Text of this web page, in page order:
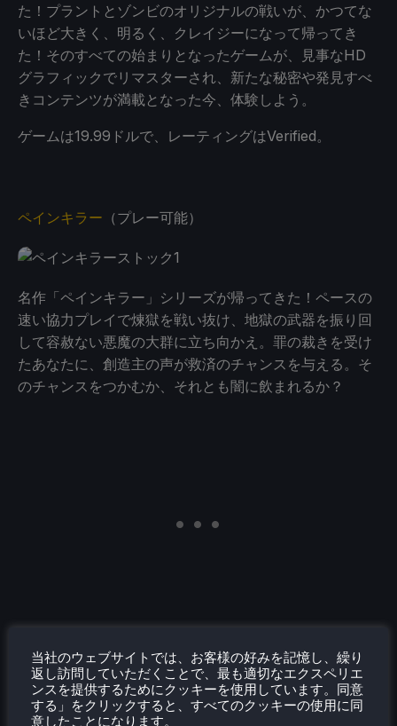
た！プラントとゾンビのオリジナルの戦いが、かつてな
いほど大きく、明るく、クレイジーになって帰ってき
た！そのすべての始まりとなったゲームが、見事なHD
グラフィックでリマスターされ、新たな秘密や発見すべ
きコンテンツが満載となった今、体験しよう。
ゲームは19.99ドルで、レーティングはVerified。
ペインキラー （プレー可能）
名作「ペインキラー」シリーズが帰ってきた！ペースの
速い協力プレイで煉獄を戦い抜け、地獄の武器を振り回
して容赦ない悪魔の大群に立ち向かえ。罪の裁きを受け
たあなたに、創造主の声が救済のチャンスを与える。そ
のチャンスをつかむか、それとも闇に飲まれるか？
このゲームは39.99ドルで、ゲーム内のテキストが小さ
いためプレイアブルとレーティングされている。
当社のウェブサイトでは、お客様の好みを記憶し、繰り
返し訪問していただくことで、最も適切なエクスペリエ
ンスを提供するためにクッキーを使用しています。同意
する」をクリックすると、すべてのクッキーの使用に同
意したことになります。